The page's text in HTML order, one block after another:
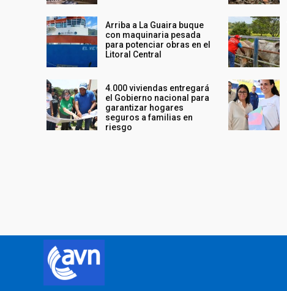
Arriba a La Guaira buque
con maquinaria pesada
para potenciar obras en el
Litoral Central
4.000 viviendas entregará
el Gobierno nacional para
garantizar hogares
seguros a familias en
riesgo